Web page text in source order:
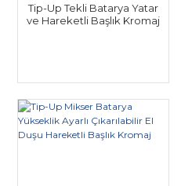
Tip-Up Tekli Batarya Yatar
ve Hareketli Başlık Kromaj